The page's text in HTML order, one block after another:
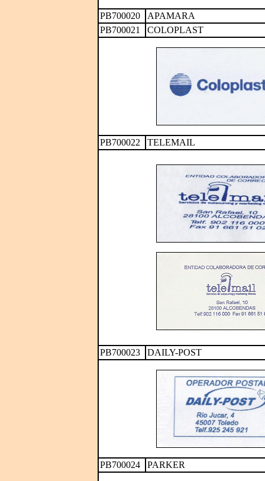
PB700020
APAMARA
PB700021
COLOPLAST
PB700022 TELEMAIL
PB700023 DAILY-POST
PB700024 PARKER